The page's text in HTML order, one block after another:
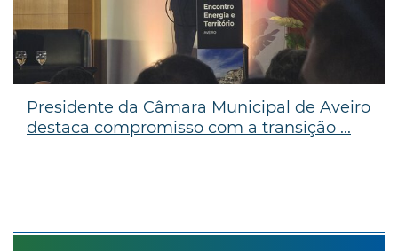
Presidente da Câmara Municipal de Aveiro
destaca compromisso com a transição ...